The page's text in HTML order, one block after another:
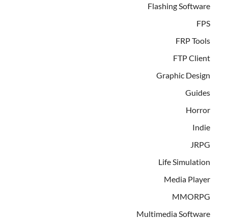
Flashing Software
FPS
FRP Tools
FTP Client
Graphic Design
Guides
Horror
Indie
JRPG
Life Simulation
Media Player
MMORPG
Multimedia Software